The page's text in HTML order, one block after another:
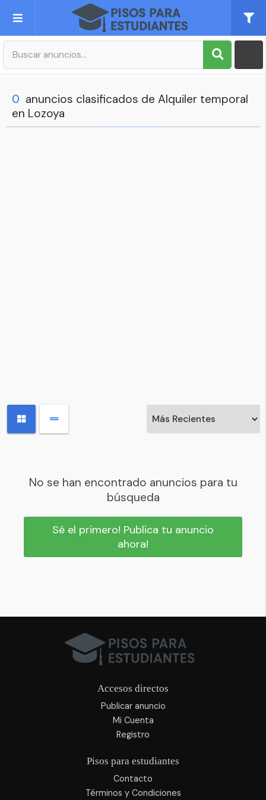
Publica tu Anuncio
Mi cuenta
0 anuncios clasificados de Alquiler temporal
en Lozoya
No se han encontrado anuncios para tu
búsqueda
Sé el primero! Publica tu anuncio
ahora!
Accesos directos
Publicar anuncio
Mi Cuenta
Registro
Pisos para estudiantes
Contacto
Términos y Condiciones